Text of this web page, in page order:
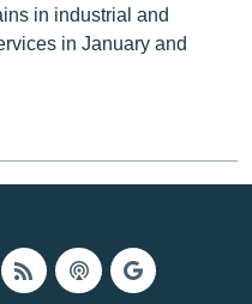
in industrial and
in January and